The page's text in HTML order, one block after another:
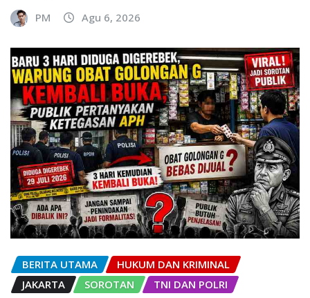
PM Agu 6, 2026
BERITA UTAMA
HUKUM DAN KRIMINAL
JAKARTA
SOROTAN TNI DAN POLRI